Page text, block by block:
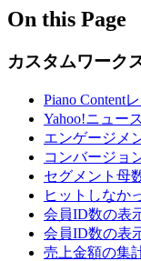
On this Page
カスタムワーク
Piano Content
Yahoo!ニュー
エンゲージメ
コンバージョ
セグメント母
ヒットしなか
会員ID数の表
会員ID数の表
売上金額の集